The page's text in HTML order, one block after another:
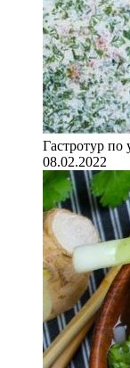
Гастротур
08.02.2022